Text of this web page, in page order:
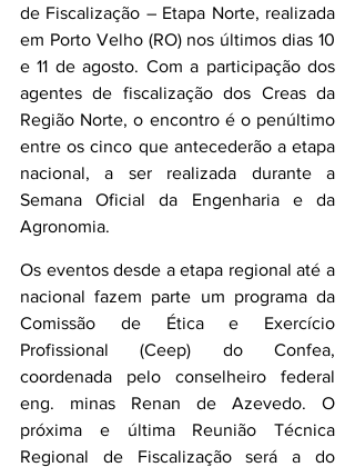
de Fiscalização – Etapa Norte, realizada
em Porto Velho (RO) nos últimos dias 10
e 11 de agosto. Com a participação dos
agentes de fiscalização dos Creas da
Região Norte, o encontro é o penúltimo
entre os cinco que antecederão a etapa
nacional, a ser realizada durante a
Semana Oficial da Engenharia e da
Agronomia.
Os eventos desde a etapa regional até a
nacional fazem parte um programa da
Comissão de Ética e Exercício
Profissional (Ceep) do Confea,
coordenada pelo conselheiro federal
eng. minas Renan de Azevedo. O
próxima e última Reunião Técnica
Regional de Fiscalização será a do